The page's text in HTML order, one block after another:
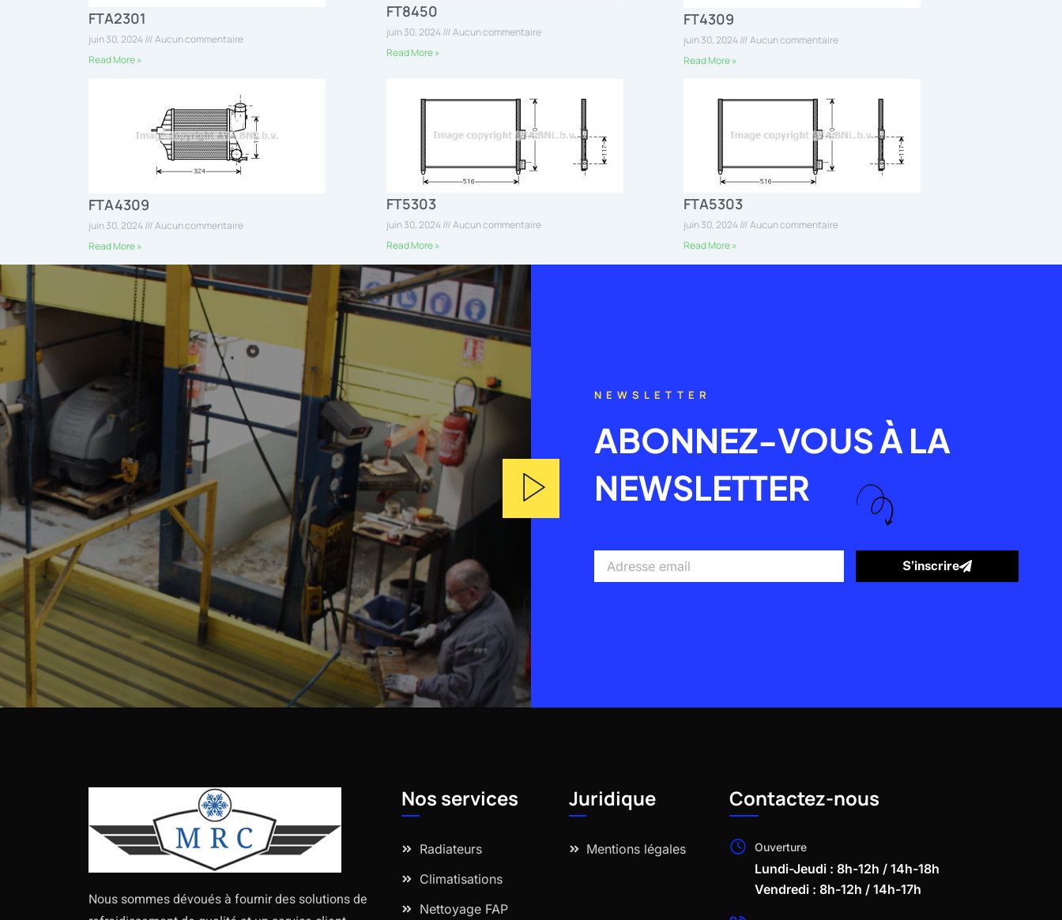
FTA2301
juin 30, 2024
Aucun commentaire
Read More »
FT8450
juin 30, 2024
Aucun commentaire
Read More »
FT4309
juin 30, 2024
Aucun commentaire
Read More »
FTA4309
juin 30, 2024
Aucun commentaire
Read More »
FT5303
juin 30, 2024
Aucun commentaire
Read More »
FTA5303
juin 30, 2024
Aucun commentaire
Read More »
NEWSLETTER
ABONNEZ-VOUS À LA
NEWSLETTER
email
S’inscrire
Nous sommes dévoués à fournir des solutions de
Nos services
Radiateurs
Climatisations
Nettoyage FAP
Juridique
Mentions légales
Contactez-nous
Ouverture
Lundi-Jeudi : 8h-12h / 14h-18h
Vendredi : 8h-12h / 14h-17h